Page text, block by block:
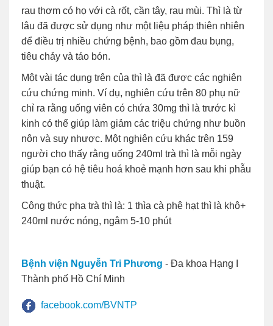
rau thơm có họ với cà rốt, cần tây, rau mùi. Thì là từ
lâu đã được sử dụng như một liệu pháp thiên nhiên
để điều trị nhiều chứng bệnh, bao gồm đau bụng,
tiêu chảy và táo bón.
Một vài tác dụng trên của thì là đã được các nghiên
cứu chứng minh. Ví dụ, nghiên cứu trên 80 phụ nữ
chỉ ra rằng uống viên có chứa 30mg thì là trước kì
kinh có thể giúp làm giảm các triệu chứng như buồn
nôn và suy nhược. Một nghiên cứu khác trên 159
người cho thấy rằng uống 240ml trà thì là mỗi ngày
giúp bạn có hệ tiêu hoá khoẻ mạnh hơn sau khi phẫu
thuật.
Công thức pha trà thì là: 1 thìa cà phê hạt thì là khô+
240ml nước nóng, ngâm 5-10 phút
Bệnh viện Nguyễn Tri Phương - Đa khoa Hạng I
Thành phố Hồ Chí Minh
facebook.com/BVNTP